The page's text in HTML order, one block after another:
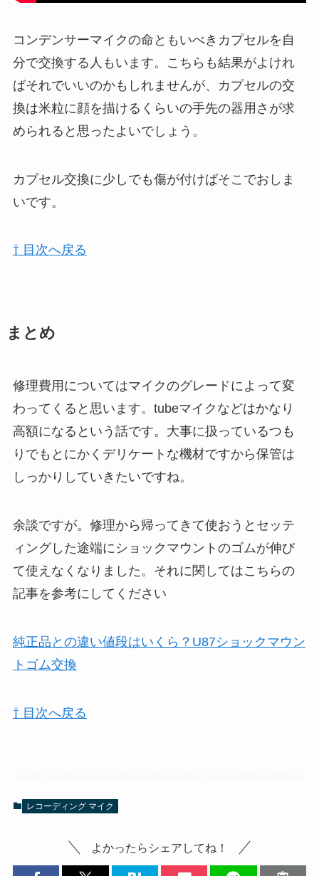
コンデンサーマイクの命ともいべきカプセルを自
分で交換する人もいます。こちらも結果がよけれ
ばそれでいいのかもしれませんが、カプセルの交
換は米粒に顔を描けるくらいの手先の器用さが求
められると思ったよいでしょう。
カプセル交換に少しでも傷が付けばそこでおしま
いです。
⇧ 目次へ戻る
まとめ
修理費用についてはマイクのグレードによって変
わってくると思います。tubeマイクなどはかなり
高額になるという話です。大事に扱っているつも
りでもとにかくデリケートな機材ですから保管は
しっかりしていきたいですね。
余談ですが。修理から帰ってきて使おうとセッテ
ィングした途端にショックマウントのゴムが伸び
て使えなくなりました。それに関してはこちらの
記事を参考にしてください
純正品との違い値段はいくら？U87ショックマウン
トゴム交換
⇧ 目次へ戻る
レコーディング マイク
よかったらシェアしてね！